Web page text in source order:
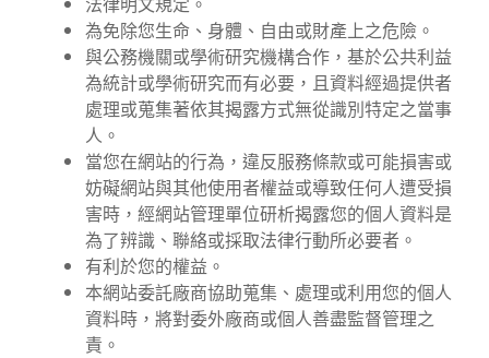
為免除您生命、身體、自由或財產上之危險。
與公務機關或學術研究機構合作，基於公共利益
為統計或學術研究而有必要，且資料經過提供者
處理或蒐集著依其揭露方式無從識別特定之當事
人。
當您在網站的行為，違反服務條款或可能損害或
妨礙網站與其他使用者權益或導致任何人遭受損
害時，經網站管理單位研析揭露您的個人資料是
為了辨識、聯絡或採取法律行動所必要者。
有利於您的權益。
本網站委託廠商協助蒐集、處理或利用您的個人
資料時，將對委外廠商或個人善盡監督管理之
責。